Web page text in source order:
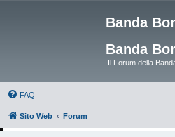
Banda
Banda
Il Forum della
FAQ
Sito Web Forum